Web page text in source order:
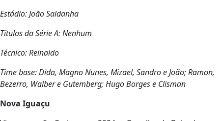
Estádio: João Saldanha
Títulos da Série A: Nenhum
Técnico: Reinaldo
Time base: Dida, Magno Nunes, Mizael, Sandro e João; Ramon,
Bezerro, Walber e Gutemberg; Hugo Borges e Clisman
Nova Iguaçu